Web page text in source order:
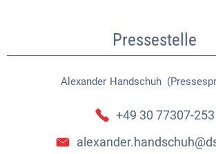
Pressestelle
Alexander HandschuhAlexander
+49 30 77307-253